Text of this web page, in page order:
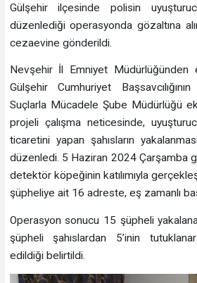
Gülşehir ilçesinde polisin
düzenlediği operasyonda gözaltına
cezaevine gönderildi.
Nevşehir İl Emniyet Müdürlüğünden
Gülşehir Cumhuriyet
Suçlarla Mücadele Şube Müdürlüğü
projeli çalışma neticesinde,
ticaretini yapan şahısların
düzenledi. 5 Haziran 2024 Çarşamba
detektör köpeğinin katılımıyla
şüpheliye ait 16 adreste, eş zamanlı
Operasyon sonucu 15 şüpheli
şüpheli şahıslardan 5’inin
edildiği belirtildi.